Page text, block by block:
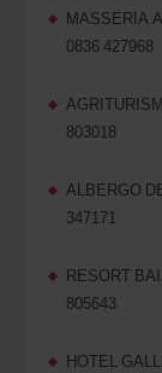
MASSERIA
0836 427968
803018
ALBERGO
347171
RESORT
805643
HOTEL